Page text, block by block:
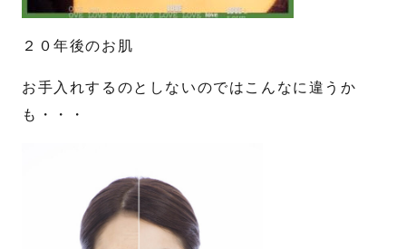
２０年後のお肌
お手入れするのとしないのではこんなに違うか
も・・・